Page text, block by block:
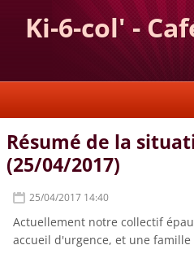
Ki-6-col' -
Résumé de la
(25/04/2017)
25/04/2017 14:40
Actuellement notre collectif
accueil d'urgence, et une famille